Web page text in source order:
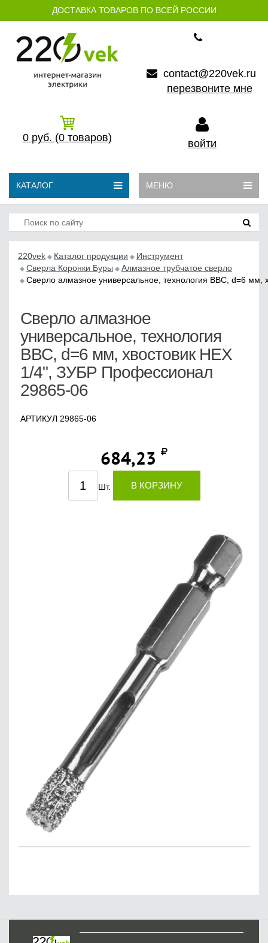
ДОСТАВКА ТОВАРОВ ПО ВСЕЙ РОССИИ
contact@220vek.ru
перезвоните мне
0 руб. (0 товаров) войти
КАТАЛОГ МЕНЮ
220vek Каталог продукции
Инструмент
Сверла Коронки Буры
Алмазное трубчатое сверло
Cверло алмазное универсальное, технология ВВС, d=6
Cверло алмазное
универсальное, технология
ВВС, d=6 мм, хвостовик HEX
1/4", ЗУБР Профессионал
29865-06
АРТИКУЛ 29865-06
684,23
Шт. В КОРЗИНУ